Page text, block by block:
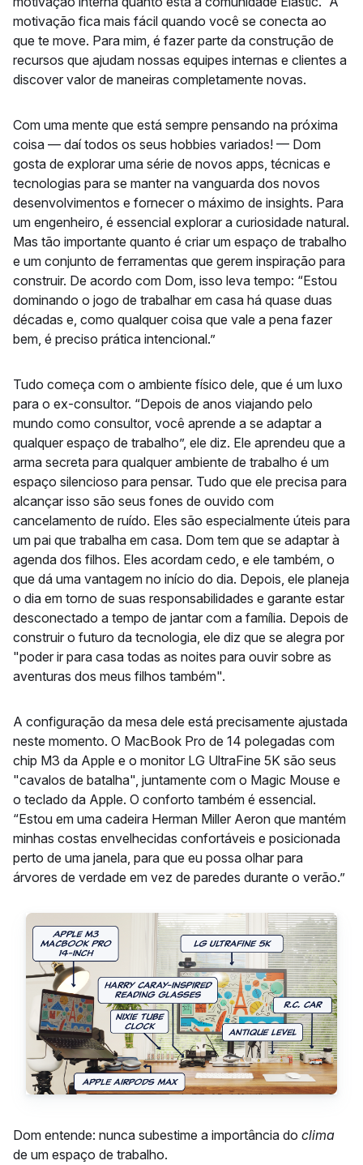
motivação fica mais fácil quando você se conecta ao
que te move. Para mim, é fazer parte da construção de
recursos que ajudam nossas equipes internas e clientes a
discover valor de maneiras completamente novas.
Com uma mente que está sempre pensando na próxima
coisa — daí todos os seus hobbies variados! — Dom
gosta de explorar uma série de novos apps, técnicas e
tecnologias para se manter na vanguarda dos novos
desenvolvimentos e fornecer o máximo de insights. Para
um engenheiro, é essencial explorar a curiosidade natural.
Mas tão importante quanto é criar um espaço de trabalho
e um conjunto de ferramentas que gerem inspiração para
construir. De acordo com Dom, isso leva tempo: “Estou
dominando o jogo de trabalhar em casa há quase duas
décadas e, como qualquer coisa que vale a pena fazer
bem, é preciso prática intencional.”
Tudo começa com o ambiente físico dele, que é um luxo
para o ex-consultor. “Depois de anos viajando pelo
mundo como consultor, você aprende a se adaptar a
qualquer espaço de trabalho”, ele diz. Ele aprendeu que a
arma secreta para qualquer ambiente de trabalho é um
espaço silencioso para pensar. Tudo que ele precisa para
alcançar isso são seus fones de ouvido com
cancelamento de ruído. Eles são especialmente úteis para
um pai que trabalha em casa. Dom tem que se adaptar à
agenda dos filhos. Eles acordam cedo, e ele também, o
que dá uma vantagem no início do dia. Depois, ele planeja
o dia em torno de suas responsabilidades e garante estar
desconectado a tempo de jantar com a família. Depois de
construir o futuro da tecnologia, ele diz que se alegra por
"poder ir para casa todas as noites para ouvir sobre as
aventuras dos meus filhos também".
A configuração da mesa dele está precisamente ajustada
neste momento. O MacBook Pro de 14 polegadas com
chip M3 da Apple e o monitor LG UltraFine 5K são seus
"cavalos de batalha", juntamente com o Magic Mouse e
o teclado da Apple. O conforto também é essencial.
“Estou em uma cadeira Herman Miller Aeron que mantém
minhas costas envelhecidas confortáveis e posicionada
perto de uma janela, para que eu possa olhar para
árvores de verdade em vez de paredes durante o verão.”
Dom entende: nunca subestime a importância do clima
de um espaço de trabalho.